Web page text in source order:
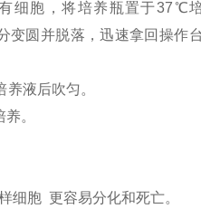
细胞，将培养瓶置于37℃
变圆并脱落，迅速拿回操作
培养液后吹匀。
。
细胞 更容易分化和死亡。